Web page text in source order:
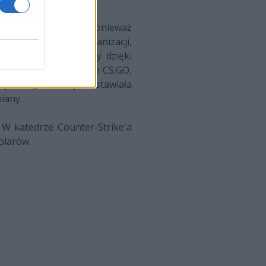
istotna informacja, ponieważ
jednak częścią organizacji,
mianem legendy dzięki
w jednym Majorze CS:GO,
GeT_RiGhTa pozostawiała
katedrze Counter-Strike'a